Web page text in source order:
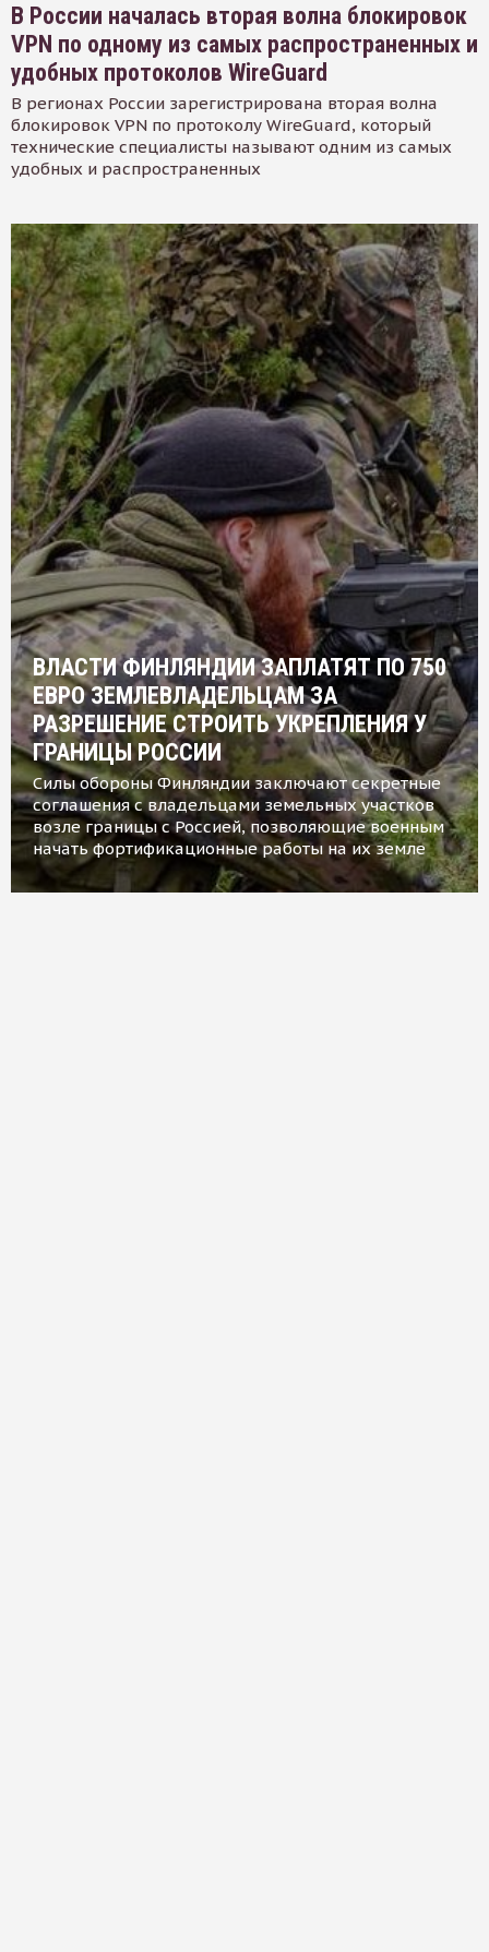
В России началась вторая волна блокировок
VPN по одному из самых распространенных и
удобных протоколов WireGuard
В регионах России зарегистрирована вторая волна
блокировок VPN по протоколу WireGuard, который
технические специалисты называют одним из самых
удобных и распространенных
ВЛАСТИ ФИНЛЯНДИИ ЗАПЛАТЯТ ПО 750
ЕВРО ЗЕМЛЕВЛАДЕЛЬЦАМ ЗА
РАЗРЕШЕНИЕ СТРОИТЬ УКРЕПЛЕНИЯ У
ГРАНИЦЫ РОССИИ
Силы обороны Финляндии заключают секретные
соглашения с владельцами земельных участков
возле границы с Россией, позволяющие военным
начать фортификационные работы на их земле